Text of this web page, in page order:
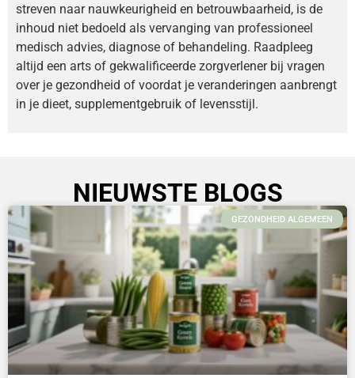
streven naar nauwkeurigheid en betrouwbaarheid, is de
inhoud niet bedoeld als vervanging van professioneel
medisch advies, diagnose of behandeling. Raadpleeg
altijd een arts of gekwalificeerde zorgverlener bij vragen
over je gezondheid of voordat je veranderingen aanbrengt
in je dieet, supplementgebruik of levensstijl.
NIEUWSTE BLOGS
GEZONDHEID ALGEMEEN